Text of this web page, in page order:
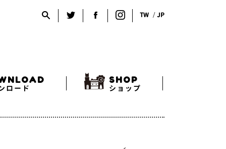
ロード
SHOP
ショップ
TW JP